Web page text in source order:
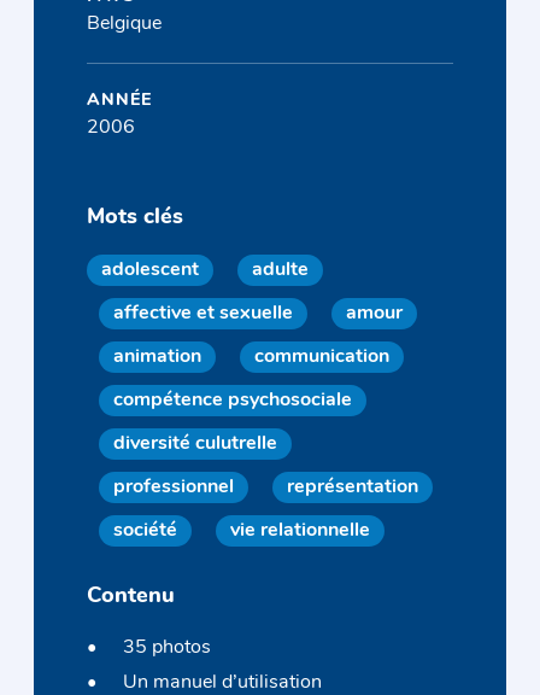
Belgique
ANNÉE
2006
Mots clés
adolescent adulte
affective et sexuelle amour
animation communication
compétence psychosociale
diversité culutrelle
professionnel représentation
société vie relationnelle
Contenu
35 photos
Un manuel d’utilisation